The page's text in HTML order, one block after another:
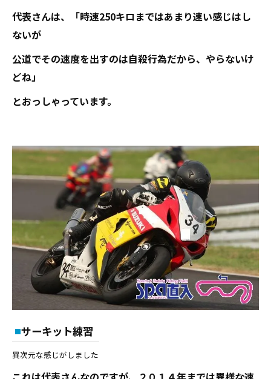
代表さんは、「時速250キロまではあまり速い感じはし
ないが
公道でその速度を出すのは自殺行為だから、やらないけ
どね」
とおっしゃっています。
サーキット練習
異次元な感じがしました